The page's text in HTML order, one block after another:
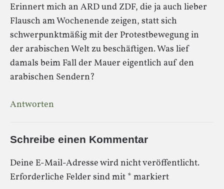
Erinnert mich an ARD und ZDF, die ja auch lieber
Flausch am Wochenende zeigen, statt sich
schwerpunktmäßig mit der Protestbewegung in
der arabischen Welt zu beschäftigen. Was lief
damals beim Fall der Mauer eigentlich auf den
arabischen Sendern?
Antworten
Schreibe einen Kommentar
Deine E-Mail-Adresse wird nicht veröffentlicht.
Erforderliche Felder sind mit * markiert